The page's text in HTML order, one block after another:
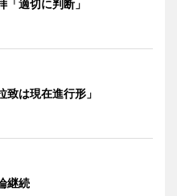
「適切に判断」
致は現在進行形」
継続